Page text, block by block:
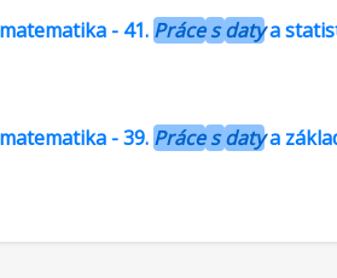
- 41. Prácesdatya
- 39. Prácesdatya